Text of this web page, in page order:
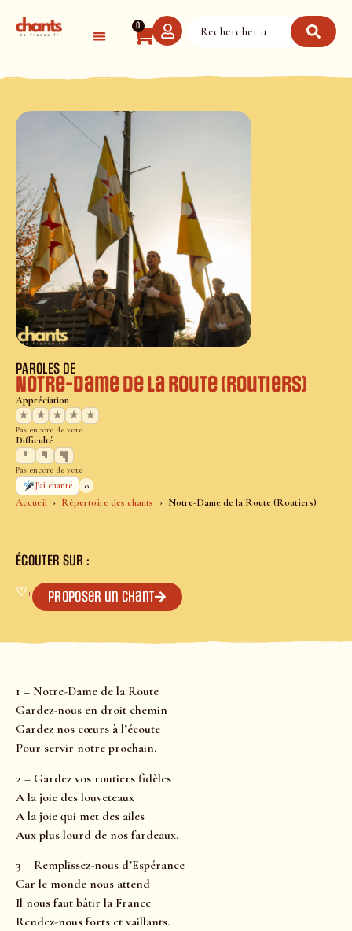
0
Accueil Répertoire des chants Notre-Dame de la Route (Routiers)
PAROLES DE
Notre-Dame de la Route (Routiers)
Appréciation
★
★ ★ ★ ★
Pas encore de vote
Difficulté
Pas encore de vote
J’ai chanté
0
ÉCOUTER SUR :
♡+ Proposer un chant
1 – Notre-Dame de la Route
Gardez-nous en droit chemin
Gardez nos cœurs à l’écoute
Pour servir notre prochain.
2 – Gardez vos routiers fidèles
A la joie des louveteaux
A la joie qui met des ailes
Aux plus lourd de nos fardeaux.
3 – Remplissez-nous d’Espérance
Car le monde nous attend
Il nous faut bâtir la France
Rendez-nous forts et vaillants.